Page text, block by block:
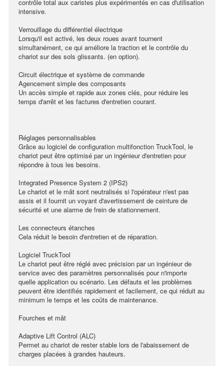
contrôle total aux caristes plus expérimentés en cas d'utilisation
intensive.
Verrouillage du différentiel électrique
Lorsqu'il est activé, les deux roues avant tournent
simultanément, ce qui améliore la traction et le contrôle du
chariot sur des sols glissants. (en option).
Circuit électrique et système de commande
Agencement simple des composants
Un accès simple et rapide aux zones clés, pour réduire les
temps d'arrêt et les factures d'entretien courant.
Réglages personnalisables
Grâce au logiciel de configuration multifonction TruckTool, le
chariot peut être optimisé par un ingénieur d'entretien pour
répondre à tous les besoins.
Integrated Presence System 2 (IPS2)
Le chariot et le mât sont neutralisés si l'opérateur n'est pas
assis et il fournit un voyant d'avertissement de ceinture de
sécurité et une alarme de frein de stationnement.
Les connecteurs étanches
Cela réduit le besoin d'entretien et de réparation.
Logiciel TruckTool
Le chariot peut être réglé avec précision par un ingénieur de
service avec des paramètres personnalisés pour n'importe
quelle application ou scénario. Les défauts et les problèmes
peuvent être identifiés rapidement et facilement, ce qui réduit au
minimum le temps et les coûts de maintenance.
Fourches et mât
Adaptive Lift Control (ALC)
Permet au chariot de rester stable lors de l'abaissement de
charges placées à grandes hauteurs.